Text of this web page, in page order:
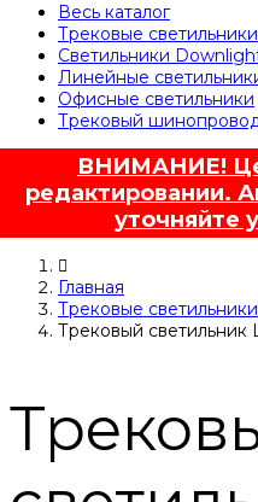
Весь каталог
Трековые светильники
Светильники
Линейные
Офисные светильники
Трековый
ВНИМАНИЕ!
редактировании.
уточняйте
Главная
Трековые светильники
Трековый светильник